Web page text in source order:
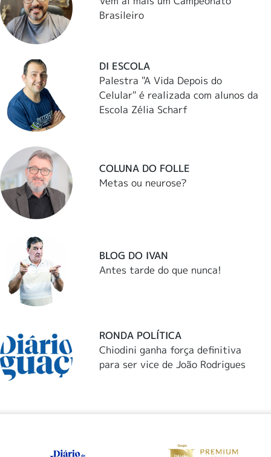
Brasileiro
DI ESCOLA
Palestra "A Vida Depois do
Celular" é realizada com alunos da
Escola Zélia Scharf
COLUNA DO FOLLE
Metas ou neurose?
BLOG DO IVAN
Antes tarde do que nunca!
RONDA POLÍTICA
Chiodini ganha força definitiva
para ser vice de João Rodrigues